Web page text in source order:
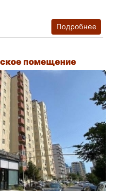
Подробнее
помещение